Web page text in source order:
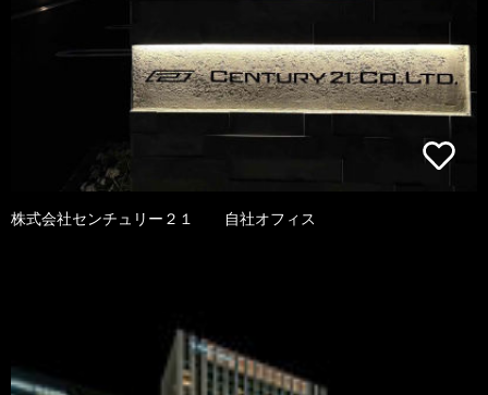
株式会社センチュリー２１ 自社オフィス